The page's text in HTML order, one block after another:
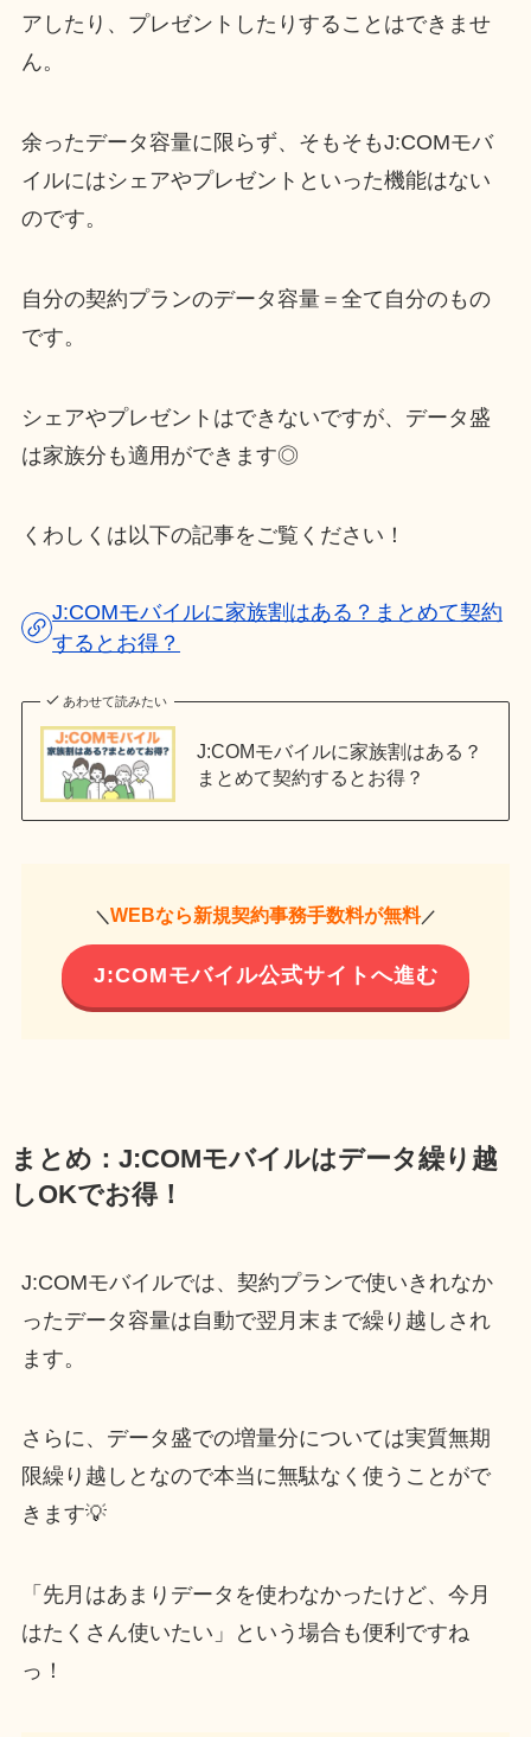
アしたり、プレゼントしたりすることはできませ
ん。
余ったデータ容量に限らず、そもそもJ:COMモバ
イルにはシェアやプレゼントといった機能はない
のです。
自分の契約プランのデータ容量＝全て自分のもの
です。
シェアやプレゼントはできないですが、データ盛
は家族分も適用ができます◎
くわしくは以下の記事をご覧ください！
J:COMモバイルに家族割はある？まとめて契約
するとお得？
あわせて読みたい
J:COMモバイルに家族割はある？
まとめて契約するとお得？
＼ WEBなら新規契約事務手数料が無料／
J:COMモバイル公式サイトへ進む
まとめ：J:COMモバイルはデータ繰り越
しOKでお得！
J:COMモバイルでは、契約プランで使いきれなか
ったデータ容量は自動で翌月末まで繰り越しされ
ます。
さらに、データ盛での増量分については実質無期
限繰り越しとなので本当に無駄なく使うことがで
きます💡
「先月はあまりデータを使わなかったけど、今月
はたくさん使いたい」という場合も便利ですね
っ！